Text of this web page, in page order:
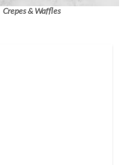
Crepes & Waffles